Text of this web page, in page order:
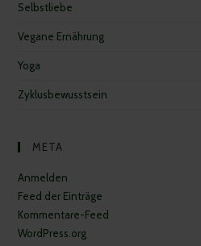
Selbstliebe
Vegane Ernährung
Yoga
Zyklusbewusstsein
META
Anmelden
Feed der Einträge
Kommentare-Feed
WordPress.org